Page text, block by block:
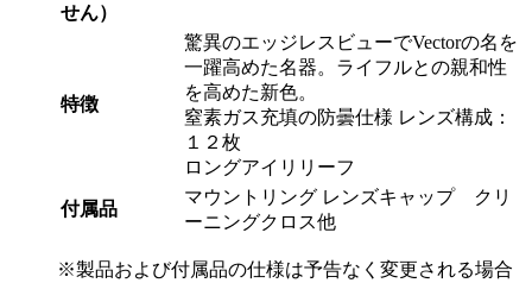
せん）
特徴
驚異のエッジレスビューでVectorの名を
一躍高めた名器。ライフルとの親和性
を高めた新色。
窒素ガス充填の防曇仕様 レンズ構成：
１２枚
ロングアイリリーフ
付属品
マウントリング レンズキャップ クリ
ーニングクロス他
※製品および付属品の仕様は予告なく変更される場合